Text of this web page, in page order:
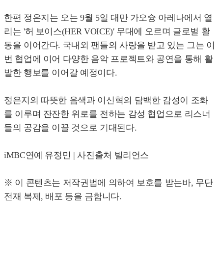
한편 정은지는 오는 9월 5일 대만 가오슝 아레나에서 열
리는 '허 보이스(HER VOICE)' 무대에 오르며 글로벌 활
동을 이어간다. 국내외 팬들의 사랑을 받고 있는 그는 이
번 협업에 이어 다양한 음악 프로젝트와 공연을 통해 활
발한 행보를 이어갈 예정이다.
정은지의 따뜻한 음색과 이신혁의 담백한 감성이 조화
를 이루며 잔잔한 위로를 전하는 감성 협업으로 리스너
들의 공감을 이끌 것으로 기대된다.
iMBC연예 유정민 | 사진출처 빌리언스
※ 이 콘텐츠는 저작권법에 의하여 보호를 받는바, 무단
전재 복제, 배포 등을 금합니다.